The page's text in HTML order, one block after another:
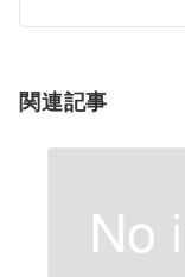
シ
ン
関連記事